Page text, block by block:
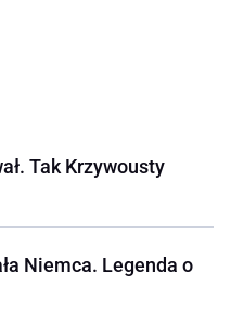
Tak Krzywousty
Niemca. Legenda o